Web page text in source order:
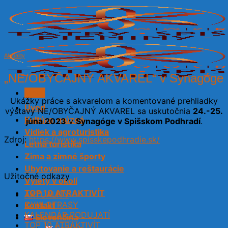
to
content
Úvod
Kultúra, múzeá
Vidiek a agroturistika
Letná turistika
Zima a zimné športy
Ubytovanie a reštaurácie
Výlety v okolí
TOP 10 ATRAKTIVÍT
Kontakt
Slovenčina
Aktuality
„NE/OBYČAJNÝ AKVAREL“ v Synagóge
Ukážky práce s akvarelom a komentované prehliadky
výstavy NE/OBYČAJNÝ AKVAREL sa uskutočnia 24.-25.
júna 2023vSynagóge v Spišskom Podhradí.
Zdroj:https://www.spisskepodhradie.sk/
Užitočné odkazy
AKTUALITY
CYKLOTRASY
KALENDÁR PODUJATÍ
TOP 10 ATRAKTIVÍT